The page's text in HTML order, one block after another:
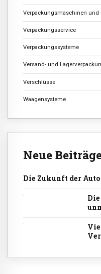
Verpackungsmaschinen und
Verpackungsservice
Verpackungssysteme
Versand- und
Verschlüsse
Waagensysteme
Neue
Die Zukunft der